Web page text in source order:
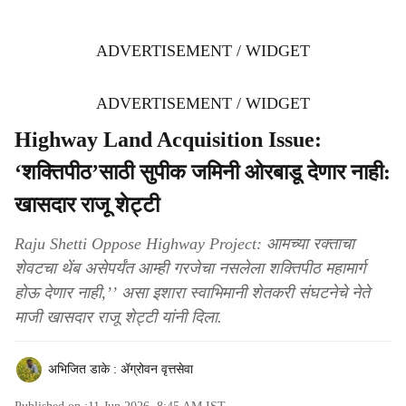
ADVERTISEMENT / WIDGET
ADVERTISEMENT / WIDGET
Highway Land Acquisition Issue:
‘शक्तिपीठ’साठी सुपीक जमिनी ओरबाडू देणार नाही:
खासदार राजू शेट्टी
Raju Shetti Oppose Highway Project: आमच्या रक्ताचा
शेवटचा थेंब असेपर्यंत आम्ही गरजेचा नसलेला शक्तिपीठ महामार्ग
होऊ देणार नाही,’’ असा इशारा स्वाभिमानी शेतकरी संघटनेचे नेते
माजी खासदार राजू शेट्टी यांनी दिला.
अभिजित डाके : ॲग्रोवन वृत्तसेवा